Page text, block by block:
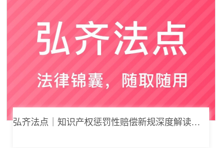
弘齐法点｜知识产权惩罚性赔偿新规深度解读： 从“赔得起”到“赔不起”的司法逻辑